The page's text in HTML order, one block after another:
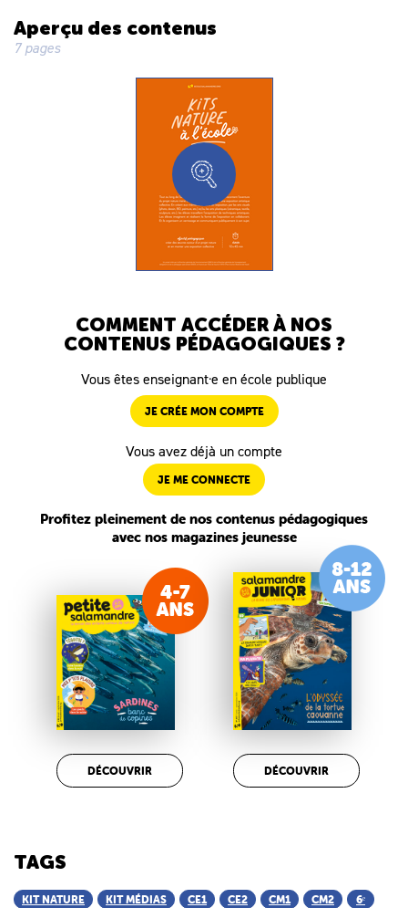
Aperçu des contenus
7 pages
COMMENT ACCÉDER À NOS
CONTENUS PÉDAGOGIQUES ?
Vous êtes enseignant·e en école publique
JE CRÉE MON COMPTE
Vous avez déjà un compte
JE ME CONNECTE
Profitez pleinement de nos contenus pédagogiques
avec nos magazines jeunesse
DÉCOUVRIR DÉCOUVRIR
TAGS
KIT NATURE KIT MÉDIAS CE1 CE2 CM1 CM2 6ᵉ